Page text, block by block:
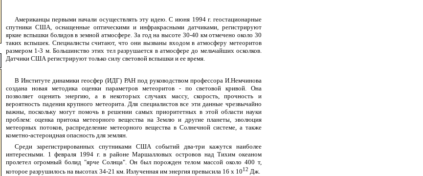
Американцы первыми начали осуществлять эту идею. С июня 1994 г. геостационарные
спутники США, оснащенные оптическими и инфракрасными датчиками, регистрируют
яркие вспышки болидов в земной атмосфере. За год на высоте 30-40 км отмечено около 30
таких вспышек. Специалисты считают, что они вызваны входом в атмосферу метеоритов
размером 1-3 м. Большинство этих тел разрушается в атмосфере до мельчайших осколков.
Датчики США регистрируют только силу световой вспышки и ее время.
В Институте динамики геосфер (ИДГ) РАН под руководством профессора И.Немчинова
создана новая методика оценки параметров метеоритов - по световой кривой. Она
позволяет оценить энергию, а в некоторых случаях массу, скорость, прочность и
вероятность падения крупного метеорита. Для специалистов все эти данные чрезвычайно
важны, поскольку могут помочь в решении самых приоритетных в этой области науки
проблем: оценка притока метеорного вещества на Землю и другие планеты, эволюция
метеорных потоков, распределение метеорного вещества в Солнечной системе, а также
кометно-астероидная опасность для землян.
Среди зарегистрированных спутниками США событий два-три кажутся наиболее
интересными. 1 февраля 1994 г. в районе Маршалловых островов над Тихим океаном
пролетел огромный болид "ярче Солнца". Он был порожден телом массой около 400 т,
которое разрушилось на высотах 34-21 км. Излученная им энергия превысила 16 x 1012 Дж.